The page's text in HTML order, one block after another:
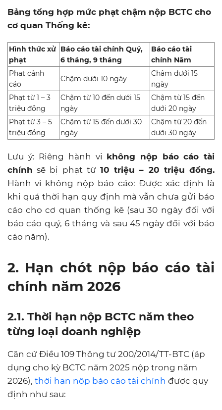
Bảng tổng hợp mức phạt chậm nộp BCTC cho
cơ quan Thống kê:
Hình thức xử
phạt
Báo cáo tài chính Quý,
6 tháng, 9 tháng
Báo cáo tài
chính Năm
Phạt cảnh
cáo
Chậm dưới 10 ngày
Chậm dưới 15
ngày
Phạt từ 1 – 3
triệu đồng
Chậm từ 10 đến dưới 15
ngày
Chậm từ 15 đến
dưới 20 ngày
Phạt từ 3 – 5
triệu đồng
Chậm từ 15 đến dưới 30
ngày
Chậm từ 20 đến
dưới 30 ngày
Lưu ý: Riêng hành vi không nộp báo cáo tài
chính sẽ bị phạt từ 10 triệu – 20 triệu đồng.
Hành vi không nộp báo cáo: Được xác định là
khi quá thời hạn quy định mà vẫn chưa gửi báo
cáo cho cơ quan thống kê (sau 30 ngày đối với
báo cáo quý, 6 tháng và sau 45 ngày đối với báo
cáo năm).
2. Hạn chót nộp báo cáo tài
chính năm 2026
2.1. Thời hạn nộp BCTC năm theo
từng loại doanh nghiệp
Căn cứ Điều 109 Thông tư 200/2014/TT-BTC (áp
dụng cho kỳ BCTC năm 2025 nộp trong năm
2026), thời hạn nộp báo cáo tài chính được quy
định như sau: